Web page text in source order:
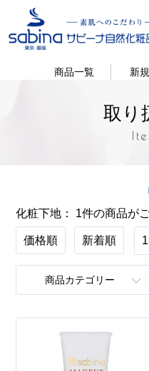
商品一覧 新
取り
化粧下地： 1件の商品が
価格順 新着順
商品カテゴリー